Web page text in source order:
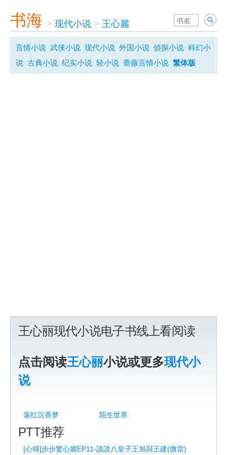
书海 > 现代小说 > 王心麗
言情小说 武侠小说 现代小说 外国小说 侦探小说 科幻小
说 古典小说 纪实小说 轻小说 蔷薇言情小说 繁体版
王心丽现代小说电子书线上看阅读
点击阅读王心丽小说或更多现代小
说
落红沉香梦 陌生世界
PTT推荐
[心得]步步驚心麗EP11-談談八皇子王旭與王建(微雷)